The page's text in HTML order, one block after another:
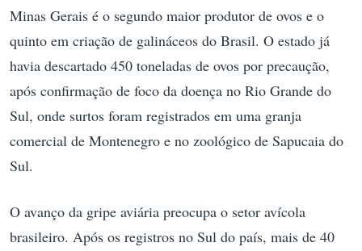
Minas Gerais é o segundo maior produtor de ovos e o
quinto em criação de galináceos do Brasil. O estado já
havia descartado 450 toneladas de ovos por precaução,
após confirmação de foco da doença no Rio Grande do
Sul, onde surtos foram registrados em uma granja
comercial de Montenegro e no zoológico de Sapucaia do
Sul.
O avanço da gripe aviária preocupa o setor avícola
brasileiro. Após os registros no Sul do país, mais de 40